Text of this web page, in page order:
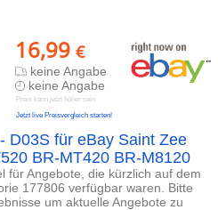
16,99 €
keine Angabe
keine Angabe
Preis kann jetzt höher sein
Jetzt live Preisvergleich starten!
D03S für eBay Saint Zee
BR-MT420 BR-M8120
für Angebote, die kürzlich auf dem
177806 verfügbar waren. Bitte
um aktuelle Angebote zu